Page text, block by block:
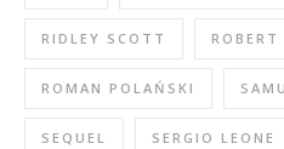
RIDLEY SCOTT
ROMAN POLAŃSKI
SEQUEL SERGIO LEONE